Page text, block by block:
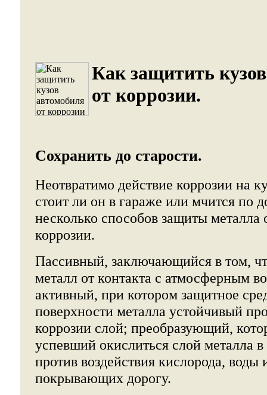
Как защитить
от коррозии.
Сохранить до старости.
Неотвратимо действие коррозии на
стоит ли он в гараже или мчится по
несколько способов защиты металла
коррозии.
Пассивный, заключающийся в том,
металл от контакта с атмосферным
активный, при котором защитное
поверхности металла устойчивый
коррозии слой; преобразующий,
успевший окислиться слой металла
против воздействия кислорода, воды
покрывающих дорогу.